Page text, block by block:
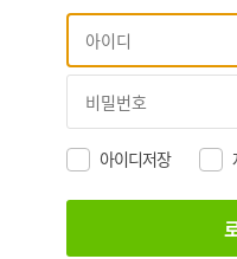
아이디저장